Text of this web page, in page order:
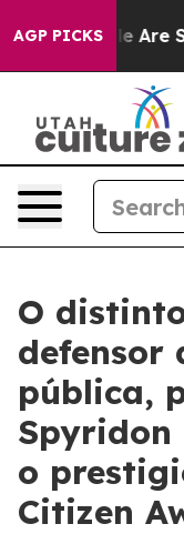
AGP PICKS
“People Are
O
defensor
pública,
Spyridon
o
Citizen